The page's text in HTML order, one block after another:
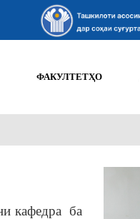
ФАКУЛТЕТҲО
кафедра
ба